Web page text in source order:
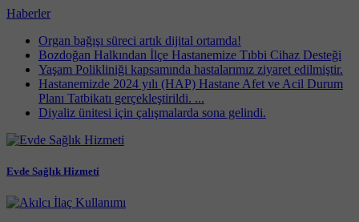
Haberler
Organ bağışı süreci artık dijital ortamda!
Bozdoğan Halkından İlçe Hastanemize Tıbbi Cihaz Desteği
Yaşam Polikliniği kapsamında hastalarımız ziyaret edilmiştir.
Hastanemizde 2024 yılı (HAP) Hastane Afet ve Acil Durum
Planı Tatbikatı gerçekleştirildi. ...
Diyaliz ünitesi için çalışmalarda sona gelindi.
Evde Sağlık Hizmeti